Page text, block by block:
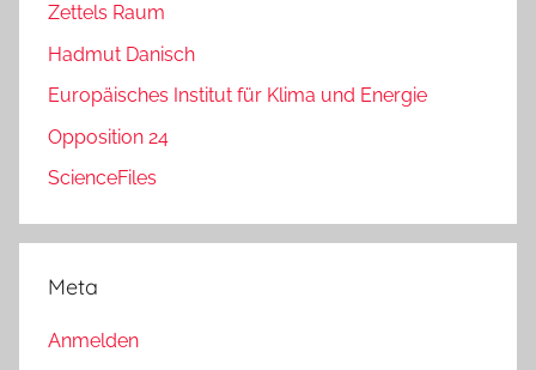
Zettels Raum
Hadmut Danisch
Europäisches Institut für Klima und Energie
Opposition 24
ScienceFiles
Meta
Anmelden